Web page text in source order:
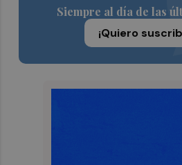
Siempre al día de las
¡Quiero